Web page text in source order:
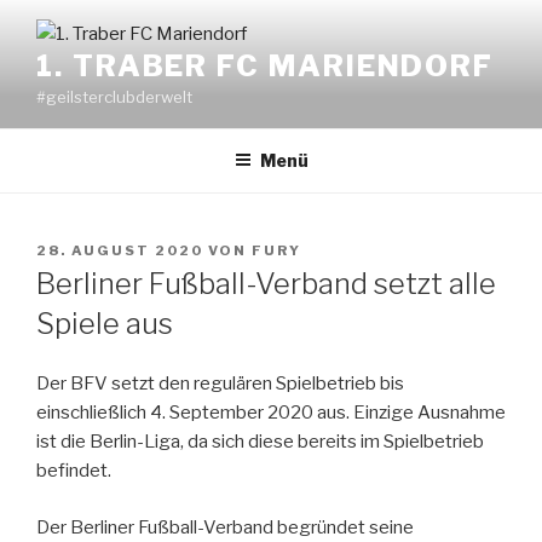
Inhalt
springen1. TRABER FC MARIENDORF
#geilsterclubderwelt
Menü
VERÖFFENTLICHT
AM
28. AUGUST 2020 VON FURY
Berliner Fußball-Verband setzt alle
Spiele aus
Der BFV setzt den regulären Spielbetrieb bis
einschließlich 4. September 2020 aus. Einzige Ausnahme
ist die Berlin-Liga, da sich diese bereits im Spielbetrieb
befindet.
Der Berliner Fußball-Verband begründet seine